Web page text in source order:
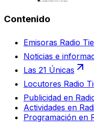
Contenido
Emisoras Radio
Noticias e
Las 21 Únicas
Locutores Radio
Publicidad en
Actividades en
Programación en